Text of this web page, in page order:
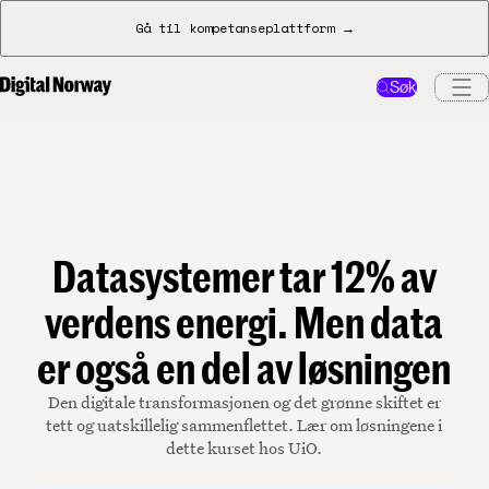
Gå til kompetanseplattform →
Søk
Datasystemer tar 12% av
verdens energi. Men data
er også en del av løsningen
Den digitale transformasjonen og det grønne skiftet er
tett og uatskillelig sammenflettet. Lær om løsningene i
dette kurset hos UiO.